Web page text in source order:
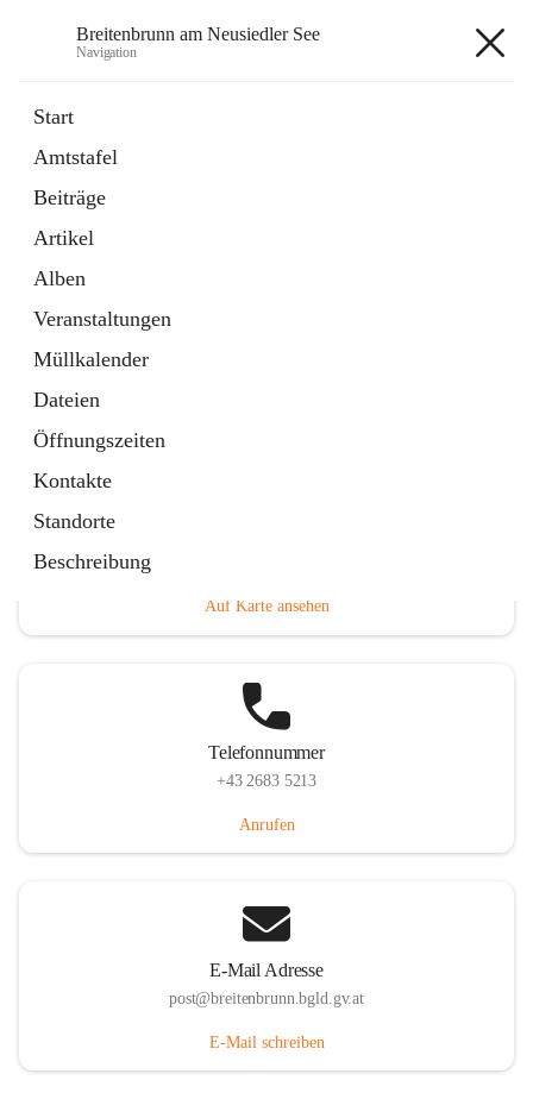
Breitenbrunn am Neusiedler See
Navigation
Start
Amtstafel
Beiträge
Artikel
Alben
Veranstaltungen
Müllkalender
Dateien
Öffnungszeiten
Kontakte
Standorte
Beschreibung
18 Schnellzugriffe
Gemeindeservice
Auf Karte ansehen
Telefonnummer
+43 2683 5213
Anrufen
E-Mail Adresse
post@breitenbrunn.bgld.gv.at
E-Mail schreiben